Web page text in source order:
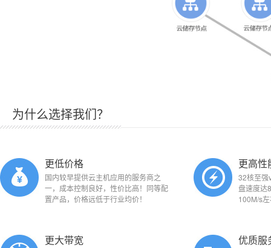
为什么选择我们？
更低价格
国内较早提供云主机应用的服务商之
一，成本控制良好，性价比高！同等配
置产品，价格远低于行业均价！
更高性
32核至强
盘速度达
100M/s
更大带宽 优质服